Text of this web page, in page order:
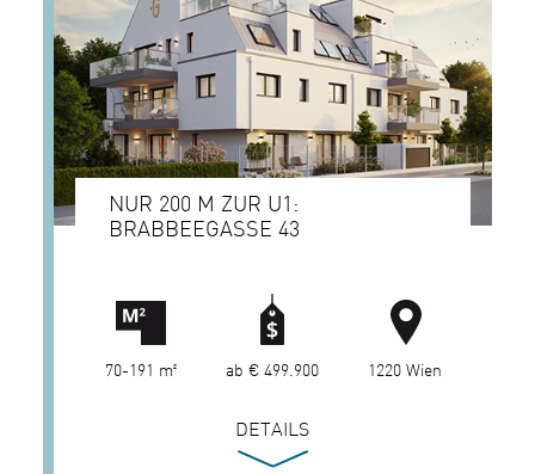
NUR 200 M ZUR U1:
BRABBEEGASSE 43
70-191 m² ab € 499.900 1220 Wien
DETAILS